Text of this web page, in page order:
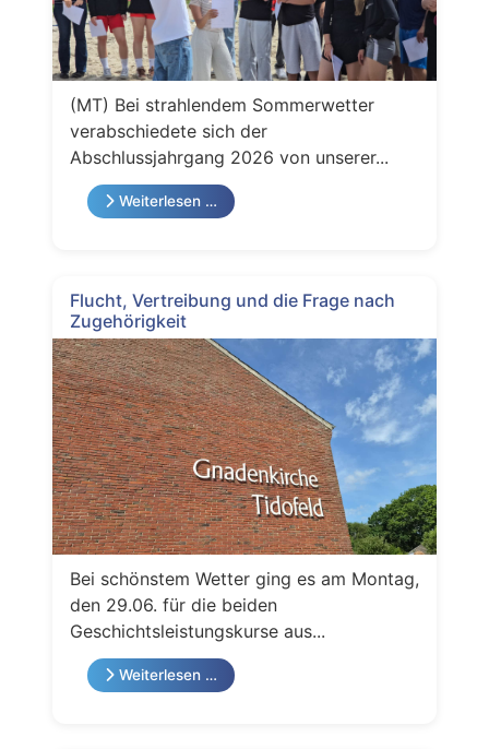
(MT) Bei strahlendem Sommerwetter
verabschiedete sich der
Abschlussjahrgang 2026 von unserer...
Weiterlesen …
Flucht, Vertreibung und die Frage nach
Zugehörigkeit
Bei schönstem Wetter ging es am Montag,
den 29.06. für die beiden
Geschichtsleistungskurse aus...
Weiterlesen …